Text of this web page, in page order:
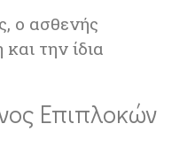
ο ασθενής
και την ίδια
Επιπλοκών